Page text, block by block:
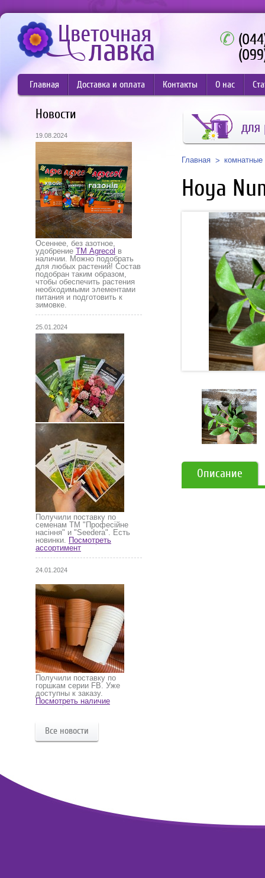
Главная Доставка и оплата Контакты О нас
Новости
19.08.2024
Осеннее, без азотное,
удобрение ТМ Agrecol в
наличии. Можно подобрать
для любых растений! Состав
подобран таким образом,
чтобы обеспечить растения
необходимыми элементами
питания и подготовить к
зимовке.
25.01.2024
Получили поставку по
семенам ТМ "Професійне
насіння" и "Seedera". Есть
новинки. Посмотреть
ассортимент
24.01.2024
Получили поставку по
горшкам серии FB. Уже
доступны к заказу.
Посмотреть наличие
Все новости
для
Главная комнатные
Hoya
Описание